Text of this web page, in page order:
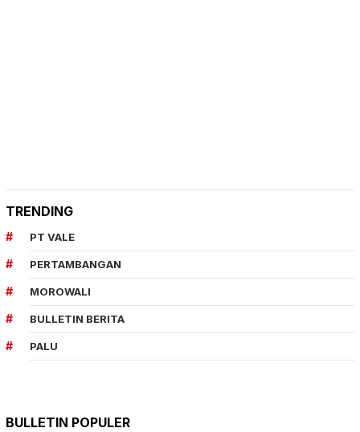
TRENDING
PT VALE
PERTAMBANGAN
MOROWALI
BULLETIN BERITA
PALU
BULLETIN POPULER